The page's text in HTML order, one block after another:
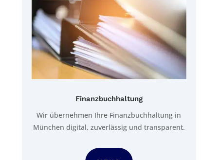
Finanzbuchhaltung
Wir übernehmen Ihre Finanzbuchhaltung in
München digital, zuverlässig und transparent.